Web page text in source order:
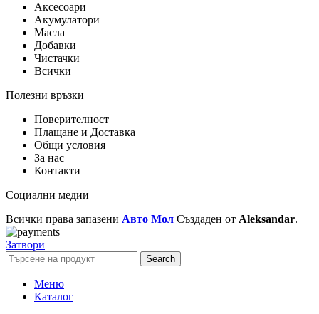
Аксесоари
Акумулатори
Масла
Добавки
Чистачки
Всички
Полезни връзки
Поверителност
Плащане и Доставка
Общи условия
За нас
Контакти
Социални медии
Всички права запазени Авто Мол Създаден от Aleksandar.
Затвори
Search
Меню
Каталог